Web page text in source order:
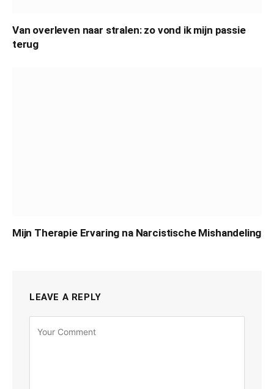
Van overleven naar stralen: zo vond ik mijn passie
terug
Mijn Therapie Ervaring na Narcistische Mishandeling
LEAVE A REPLY